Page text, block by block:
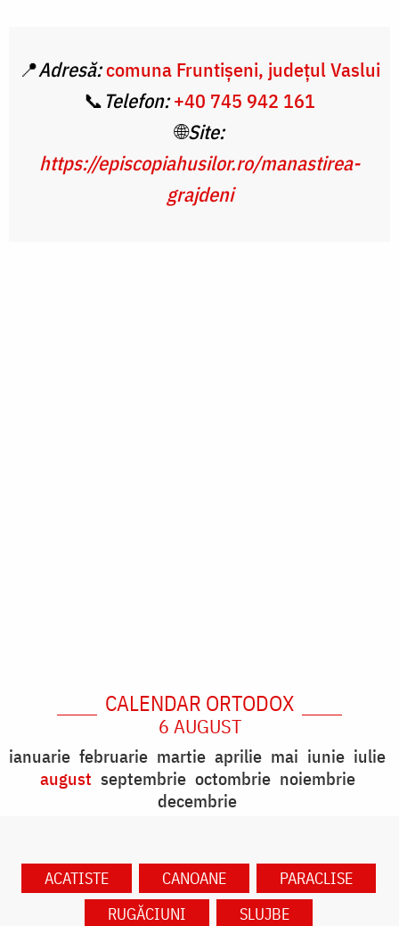
📍Adresă:comuna Fruntișeni, județul Vaslui
📞 Telefon: +40 745 942 161
🌐Site:
https://episcopiahusilor.ro/manastirea-
grajdeni
CALENDAR ORTODOX
6 AUGUST
ianuarie februarie martie aprilie mai iunie iulie
august septembrie octombrie noiembrie
decembrie
ACATISTE CANOANE
PARACLISE
RUGĂCIUNI
SLUJBE